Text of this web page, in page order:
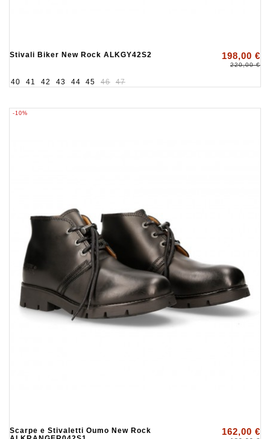
Stivali Biker New Rock ALKGY42S2 198,00 €
220,00 €
40 41 42 43 44 45 46 47
-10%
Scarpe e Stivaletti Oumo New Rock
162,00 €